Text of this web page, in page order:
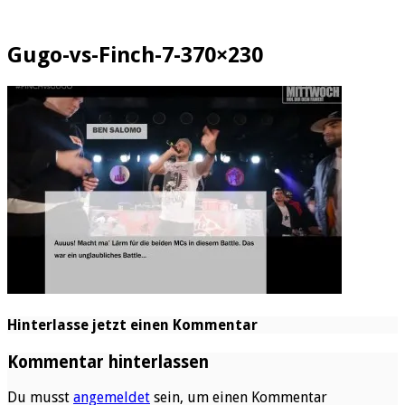
Gugo-vs-Finch-7-370×230
Hinterlasse jetzt einen Kommentar
Kommentar hinterlassen
Du musst angemeldet sein, um einen Kommentar